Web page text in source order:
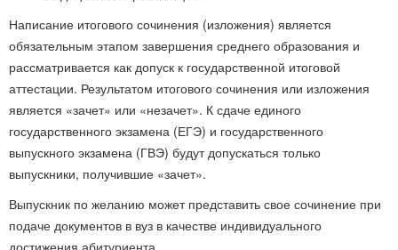
Написание итогового сочинения (изложения) является
обязательным этапом завершения среднего образования и
рассматривается как допуск к государственной итоговой
аттестации. Результатом итогового сочинения или изложения
является «зачет» или «незачет». К сдаче единого
государственного экзамена (ЕГЭ) и государственного
выпускного экзамена (ГВЭ) будут допускаться только
выпускники, получившие «зачет».
Выпускник по желанию может представить свое сочинение при
подаче документов в вуз в качестве индивидуального
достижения абитуриента.